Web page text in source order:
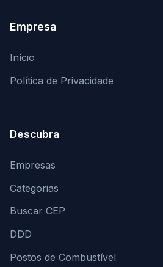
Empresa
Início
Política de Privacidade
Descubra
Empresas
Categorias
Buscar CEP
DDD
Postos de Combustível